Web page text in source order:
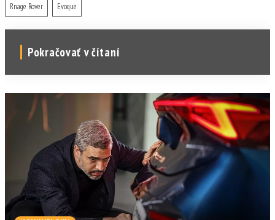
Rnage Rover Evoque
Pokračovať v čítaní